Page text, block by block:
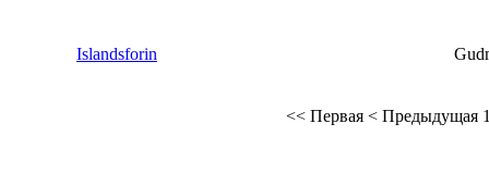
Islandsforin
<< Первая < Предыдущая